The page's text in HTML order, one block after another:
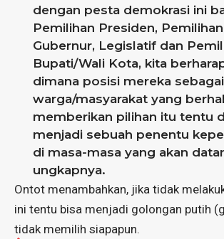
dengan pesta demokrasi ini
Pemilihan Presiden, Pemilihan
Gubernur, Legislatif dan
Bupati/Wali Kota, kita
dimana posisi mereka sebagai
warga/masyarakat yang
memberikan pilihan itu tentu
menjadi sebuah penentu
di masa-masa yang akan
ungkapnya.
Ontot menambahkan, jika tidak
ini tentu bisa menjadi golongan putih
tidak memilih siapapun.